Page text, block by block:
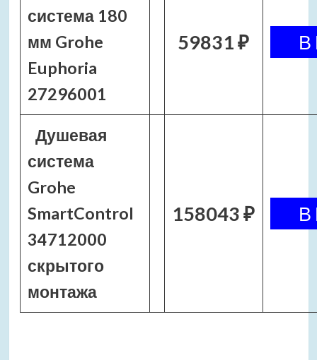
система 180
мм Grohe
Euphoria
27296001
59831 ₽
Душевая
система
Grohe
SmartControl
34712000
скрытого
монтажа
158043 ₽